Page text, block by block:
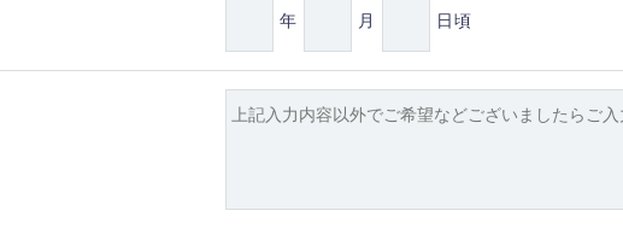
年 月 日頃